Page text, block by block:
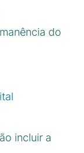
do
incluir a